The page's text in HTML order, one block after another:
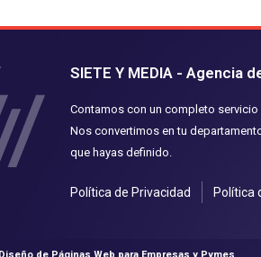
SIETE Y MEDIA - Agencia
Contamos con un completo servicio
Nos convertimos en tu
que hayas definido.
Política de Privacidad Política
de Páginas Web para Empresas y Pymes